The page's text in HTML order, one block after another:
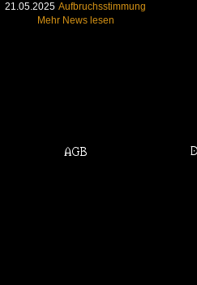
21.05.2025 Aufbruchsstimmung
Mehr News lesen